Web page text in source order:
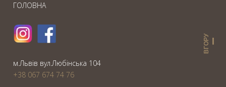
ГОЛОВНА
ВГОРУ
м.Львiв вул.Любiнська 104
+38 067 674 74 76